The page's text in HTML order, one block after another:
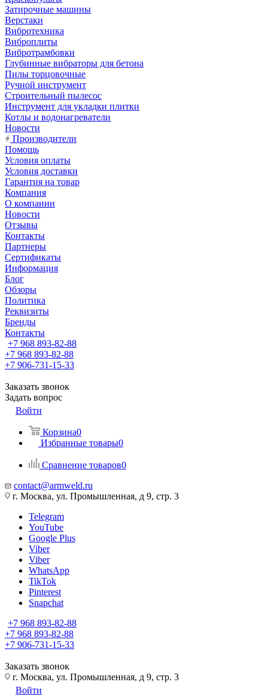
Затирочные машины
Верстаки
Вибротехника
Виброплиты
Вибротрамбовки
Глубинные вибраторы для бетона
Пилы торцовочные
Ручной инструмент
Строительный пылесос
Инструмент для укладки плитки
Котлы и водонагреватели
Новости
Производители
Помощь
Условия оплаты
Условия доставки
Гарантия на товар
Компания
О компании
Новости
Отзывы
Контакты
Партнеры
Сертификаты
Информация
Блог
Обзоры
Политика
Реквизиты
Бренды
Контакты
+7 968 893-82-88
+7 968 893-82-88
+7 906-731-15-33
Заказать звонок
Задать вопрос
Войти
Корзина0
Избранные товары0
Сравнение товаров0
contact@armweld.ru
г. Москва, ул. Промышленная, д 9, стр. 3
Telegram
YouTube
Google Plus
Viber
Viber
WhatsApp
TikTok
Pinterest
Snapchat
+7 968 893-82-88
+7 968 893-82-88
+7 906-731-15-33
Заказать звонок
г. Москва, ул. Промышленная, д 9, стр. 3
Войти